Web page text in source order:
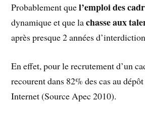
Probablement quel’emploi des
dynamique et que lachasse aux
après presque 2 années
En effet, pour le recrutement d’un
recourent dans 82% des cas au
Internet (Source Apec 2010).